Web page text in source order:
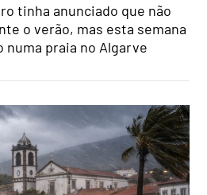
tinha anunciado que não
o verão, mas esta semana
numa praia no Algarve